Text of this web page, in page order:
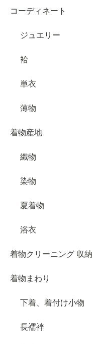
コーディネート
ジュエリー
袷
単衣
薄物
着物産地
織物
染物
夏着物
浴衣
着物クリーニング 収納
着物まわり
下着、着付け小物
長襦袢